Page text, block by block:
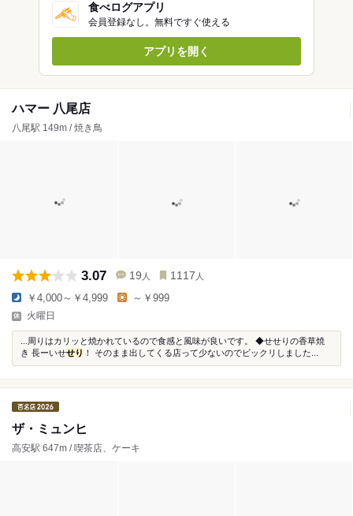
食べログアプリ
会員登録なし。無料ですぐ使える
アプリを開く
ハマー 八尾店
八尾駅 149m / 焼き鳥
3.07 19 人 1117 人
￥4,000～￥4,999 ～￥999
火曜日
...周りはカリッと焼かれているので食感と風味が良いです。 ◆せせりの香草焼
き 長ーいせせり ！ そのまま出してくる店って少ないのでビックリしました...
ザ・ミュンヒ
高安駅 647m / 喫茶店、ケーキ